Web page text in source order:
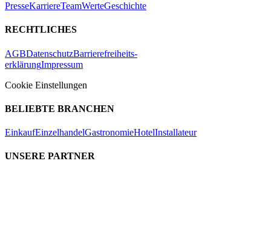
PresseKarriereTeamWerteGeschichte
RECHTLICHES
AGBDatenschutzBarrierefreiheits-
erklärungImpressum
Cookie Einstellungen
BELIEBTE BRANCHEN
EinkaufEinzelhandelGastronomieHotelInstallateur
UNSERE PARTNER